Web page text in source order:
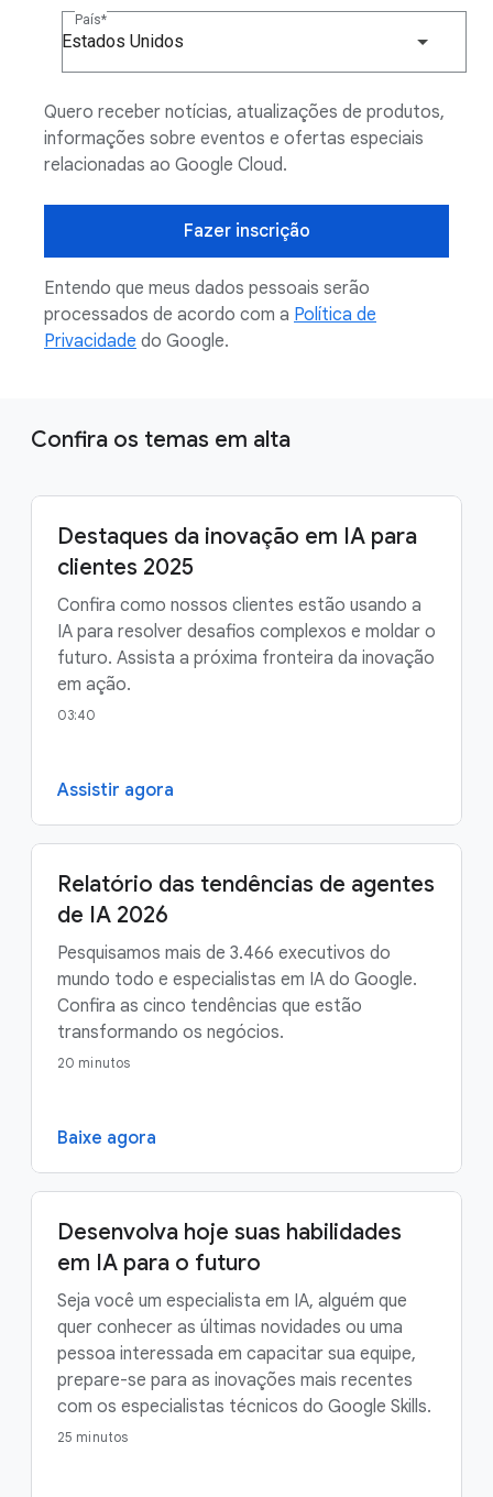
País
Estados Unidos
Quero receber notícias, atualizações de produtos,
informações sobre eventos e ofertas especiais
relacionadas ao Google Cloud.
Fazer inscrição
Entendo que meus dados pessoais serão
processados de acordo com a Política de
Privacidade do Google.
Confira os temas em alta
Destaques da inovação em IA para
clientes 2025
Confira como nossos clientes estão usando a
IA para resolver desafios complexos e moldar o
futuro. Assista a próxima fronteira da inovação
em ação.
03:40
Assistir agora
Relatório das tendências de agentes
de IA 2026
Pesquisamos mais de 3.466 executivos do
mundo todo e especialistas em IA do Google.
Confira as cinco tendências que estão
transformando os negócios.
20 minutos
Baixe agora
Desenvolva hoje suas habilidades
em IA para o futuro
Seja você um especialista em IA, alguém que
quer conhecer as últimas novidades ou uma
pessoa interessada em capacitar sua equipe,
prepare-se para as inovações mais recentes
com os especialistas técnicos do Google Skills.
25 minutos